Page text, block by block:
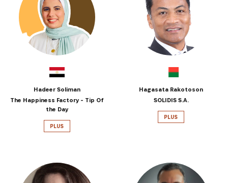
Hadeer Soliman
The Happiness Factory - Tip Of
the Day
PLUS
Hagasata Rakotoson
SOLIDIS S.A.
PLUS